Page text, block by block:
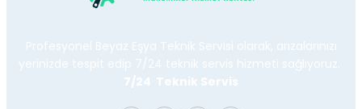
Profesyonel Beyaz Eşya Teknik Servisi olarak, arızalarınızı
yerinizde tespit edip 7/24 teknik servis hizmeti sağlıyoruz.
7/24 Teknik Servis